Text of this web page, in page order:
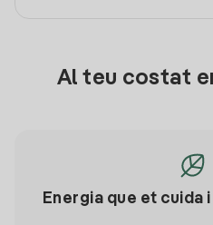
Al teu costat
Energia que et cuida